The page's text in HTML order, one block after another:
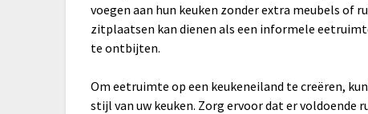
voegen aan hun keuken zonder extra meubels of
zitplaatsen kan dienen als een informele
te ontbijten.
Om eetruimte op een keukeneiland te creëren,
stijl van uw keuken. Zorg ervoor dat er